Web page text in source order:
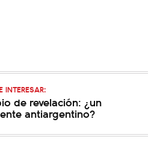
INTERESAR:
de revelación: ¿un
antiargentino?